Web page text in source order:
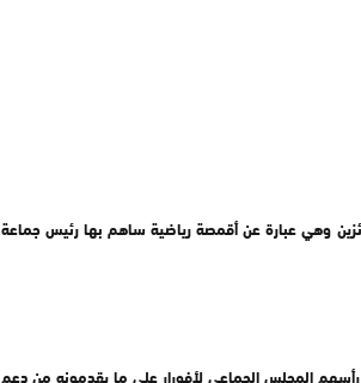
وهي عبارة عن أقمصة رياضية ساهم بها رئيس جماعة
المجلس الجماعي لأفورار على ما يقدمونه من دعم